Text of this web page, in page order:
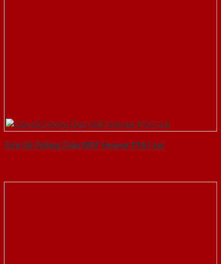
Cửa Gỗ Chống Cháy MDF Veneer P1G1 soi